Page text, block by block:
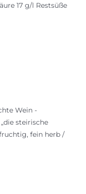
17 g/l Restsüße
Wein -
steirische
fein herb /